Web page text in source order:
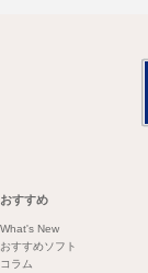
おすすめ
What's New
おすすめソフト
コラム